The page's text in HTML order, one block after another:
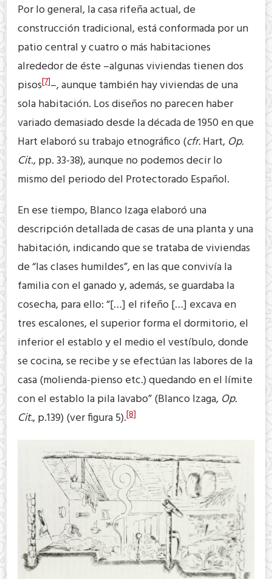
Por lo general, la casa rifeña actual, de
construcción tradicional, está conformada por un
patio central y cuatro o más habitaciones
alrededor de éste –algunas viviendas tienen dos
pisos[7]–, aunque también hay viviendas de una
sola habitación. Los diseños no parecen haber
variado demasiado desde la década de 1950 en que
Hart elaboró su trabajo etnográfico (cfr.Hart, Op.
Cit., pp. 33-38), aunque no podemos decir lo
mismo del periodo del Protectorado Español.
En ese tiempo, Blanco Izaga elaboró una
descripción detallada de casas de una planta y una
habitación, indicando que se trataba de viviendas
de “las clases humildes”, en las que convivía la
familia con el ganado y, además, se guardaba la
cosecha, para ello: “[…] el rifeño […] excava en
tres escalones, el superior forma el dormitorio, el
inferior el establo y el medio el vestíbulo, donde
se cocina, se recibe y se efectúan las labores de la
casa (molienda-pienso etc.) quedando en el límite
con el establo la pila lavabo” (Blanco Izaga, Op.
Cit., p.139) (ver figura 5).[8]